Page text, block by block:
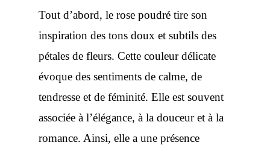
Tout d’abord, le rose poudré tire son
inspiration des tons doux et subtils des
pétales de fleurs. Cette couleur délicate
évoque des sentiments de calme, de
tendresse et de féminité. Elle est souvent
associée à l’élégance, à la douceur et à la
romance. Ainsi, elle a une présence